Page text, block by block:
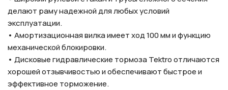
делают раму надежной для любых условий
эксплуатации.
• Амортизационная вилка имеет ход 100 мм и функцию
механической блокировки.
• Дисковые гидравлические тормоза Tektro отличаются
хорошей отзывчивостью и обеспечивают быстрое и
эффективное торможение.